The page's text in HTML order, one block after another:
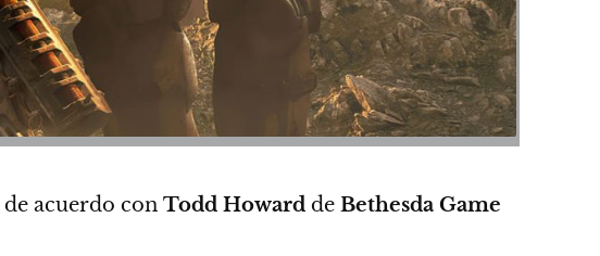
de acuerdo con Todd Howard de Bethesda Game